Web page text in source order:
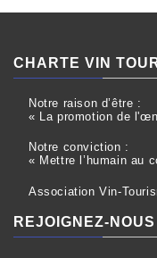
CHARTE VIN
Notre raison d’être :
« La promotion de
Notre conviction :
« Mettre l’humain au
Association Vin-
REJOIGNEZ-NOUS